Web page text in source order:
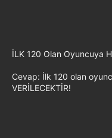
İLK 120 Olan Oyuncuya
Cevap: İlk 120 olan
VERİLECEKTİR!